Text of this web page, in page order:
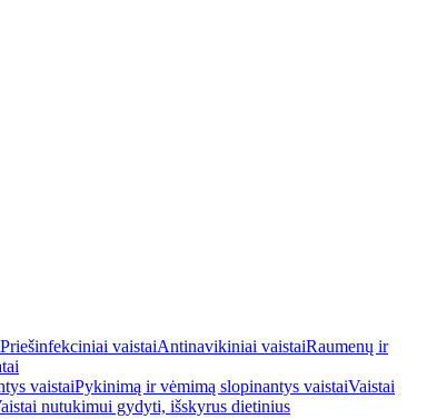
Priešinfekciniai vaistaiAntinavikiniai vaistaiRaumenų ir
vaistaiPykinimą ir vėmimą slopinantys vaistaiVaistai
nutukimui gydyti, išskyrus dietinius